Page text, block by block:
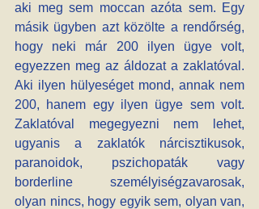
aki meg sem moccan azóta sem. Egy
másik ügyben azt közölte a rendőrség,
hogy neki már 200 ilyen ügye volt,
egyezzen meg az áldozat a zaklatóval.
Aki ilyen hülyeséget mond, annak nem
200, hanem egy ilyen ügye sem volt.
Zaklatóval megegyezni nem lehet,
ugyanis a zaklatók nárcisztikusok,
paranoidok, pszichopaták vagy
borderline személyiségzavarosak,
olyan nincs, hogy egyik sem, olyan van,